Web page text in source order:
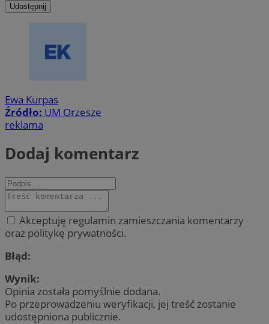
Udostępnij
Ewa Kurpas
Źródło: UM Orzesze
reklama
Dodaj komentarz
Akceptuję regulamin zamieszczania komentarzy
oraz politykę prywatności.
Błąd:
Wynik:
Opinia została pomyślnie dodana.
Po przeprowadzeniu weryfikacji, jej treść zostanie
udostępniona publicznie.